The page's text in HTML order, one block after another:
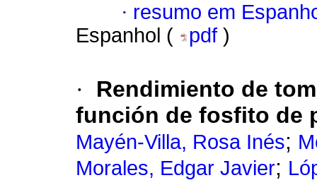
· resumo em
Espanhol (
pdf )
·
Rendimiento de
función de fosfito de
Mayén-Villa, Rosa Inés;
Morales, Edgar Javier;